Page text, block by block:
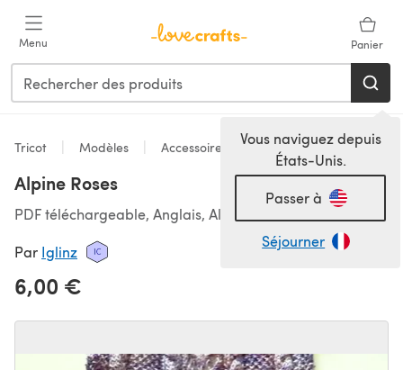
Menu Panier
Vous naviguez depuis
États-Unis.
Passer à
Séjourner
Tricot Modèles Accessoires
Alpine Roses
PDF téléchargeable, Anglais, Allemand
Par Iglinz
6,00 €